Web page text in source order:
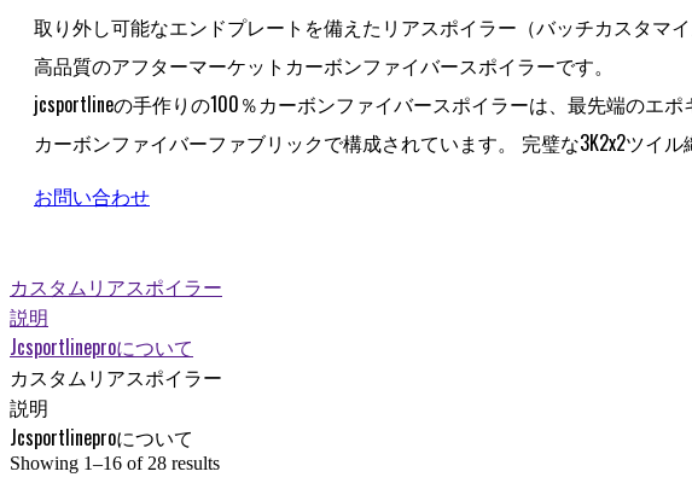
取り外し可能なエンドプレートを備えたリアスポイラー（バッチカスタマ
高品質のアフターマーケットカーボンファイバースポイラーです。
jcsportlineの手作りの100％カーボンファイバースポイラーは、最先端のエ
カーボンファイバーファブリックで構成されています。 完璧な3K2x2ツイ
お問い合わせ
カスタムリアスポイラー
説明
Jcsportlineproについて
カスタムリアスポイラー
説明
Jcsportlineproについて
Showing 1–16 of 28 results